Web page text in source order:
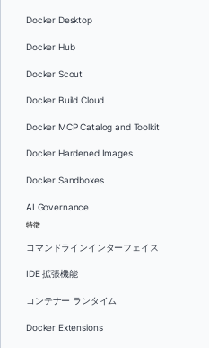
Docker Desktop
Docker Hub
Docker Scout
Docker Build Cloud
Docker MCP Catalog and Toolkit
Docker Hardened Images
Docker Sandboxes
AI Governance
特徴
コマンドラインインターフェイス
IDE 拡張機能
コンテナー ランタイム
Docker Extensions